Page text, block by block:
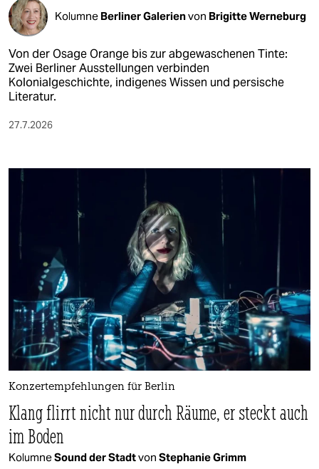
Kolumne Berliner Galerienvon Brigitte Werneburg
Von der Osage Orange bis zur abgewaschenen Tinte:
Zwei Berliner Ausstellungen verbinden
Kolonialgeschichte, indigenes Wissen und persische
Literatur.
27.7.2026
Konzertempfehlungen für Berlin
Klang flirrt nicht nur durch Räume, er steckt auch
im Boden
KolumneSound der Stadtvon Stephanie Grimm